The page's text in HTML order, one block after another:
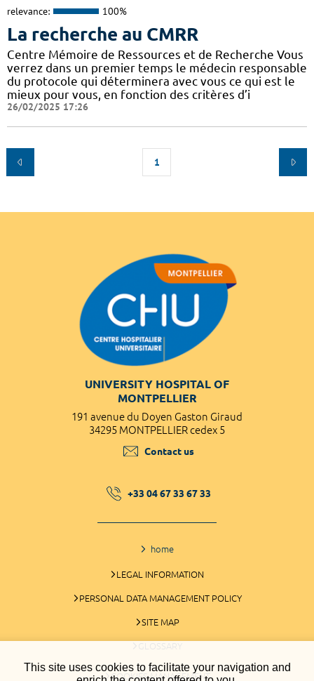
This site uses cookies to facilitate your navigation and
relevance: 100%
La recherche au CMRR
Centre Mémoire de Ressources et de Recherche Vous
verrez dans un premier temps le médecin responsable
du protocole qui déterminera avec vous ce qui est le
mieux pour vous, en fonction des critères d’i
26/02/2025 17:26
1
UNIVERSITY HOSPITAL OF
MONTPELLIER
191 avenue du Doyen Gaston Giraud
34295 MONTPELLIER cedex 5
Contact us
+33 04 67 33 67 33
home
LEGAL INFORMATION
PERSONAL DATA MANAGEMENT POLICY
SITE MAP
GLOSSARY
COOKIES MANAGEMENT